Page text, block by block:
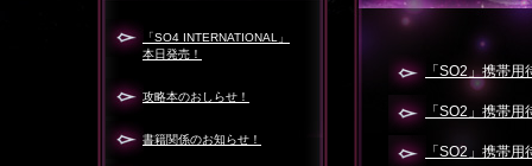
「SO4 INTERNATIONAL」
本日発売！
攻略本のおしらせ！
書籍関係のお知らせ！
「SO2」携帯
「SO2」携帯
「SO2」携帯